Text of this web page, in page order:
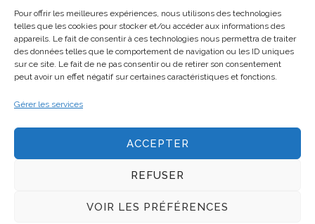
Pour offrir les meilleures expériences, nous utilisons des technologies
telles que les cookies pour stocker et/ou accéder aux informations des
appareils. Le fait de consentir à ces technologies nous permettra de traiter
des données telles que le comportement de navigation ou les ID uniques
sur ce site. Le fait de ne pas consentir ou de retirer son consentement
peut avoir un effet négatif sur certaines caractéristiques et fonctions.
Gérer les services
ACCEPTER
REFUSER
VOIR LES PRÉFÉRENCES
GDPR
Read and accept our data privacy
policy
Copyright © 2025 Genel All rights reserved.